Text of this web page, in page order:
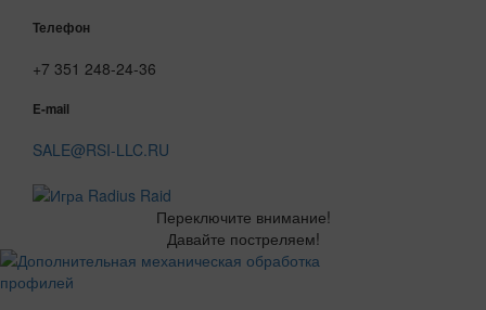
Телефон
+7 351 248-24-36
E-mail
SALE@RSI-LLC.RU
Переключите внимание!
Давайте постреляем!